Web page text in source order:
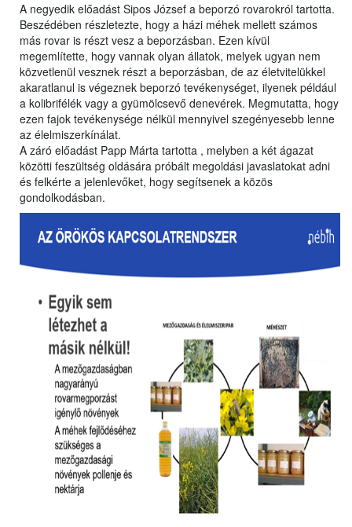
A negyedik előadást Sipos József a beporzó rovarokról tartotta.
Beszédében részletezte, hogy a házi méhek mellett számos
más rovar is részt vesz a beporzásban. Ezen kívül
megemlítette, hogy vannak olyan állatok, melyek ugyan nem
közvetlenül vesznek részt a beporzásban, de az életvitelükkel
akaratlanul is végeznek beporzó tevékenységet, ilyenek például
a kolibrifélék vagy a gyümölcsevő denevérek. Megmutatta, hogy
ezen fajok tevékenysége nélkül mennyivel szegényesebb lenne
az élelmiszerkínálat.
A záró előadást Papp Márta tartotta , melyben a két ágazat
közötti feszültség oldására próbált megoldási javaslatokat adni
és felkérte a jelenlevőket, hogy segítsenek a közös
gondolkodásban.